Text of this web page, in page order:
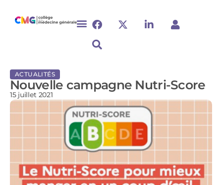
ACTUALITÉS
Nouvelle campagne Nutri-Score
15 juillet 2021